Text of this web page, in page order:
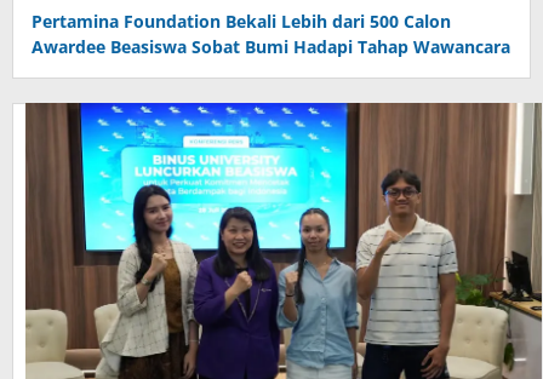
Pertamina Foundation Bekali Lebih dari 500 Calon
Awardee Beasiswa Sobat Bumi Hadapi Tahap Wawancara